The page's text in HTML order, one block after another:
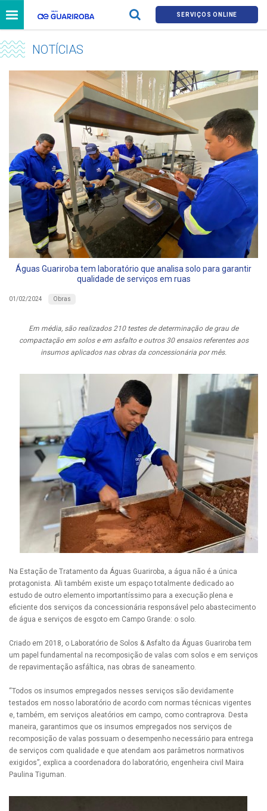
SERVIÇOS ONLINE
NOTÍCIAS
Águas Guariroba tem laboratório que analisa solo para garantir
qualidade de serviços em ruas
01/02/2024 Obras
Em média, são realizados 210 testes de determinação de grau de
compactação em solos e em asfalto e outros 30 ensaios referentes aos
insumos aplicados nas obras da concessionária por mês.
Na Estação de Tratamento da Águas Guariroba, a água não é a única
protagonista. Ali também existe um espaço totalmente dedicado ao
estudo de outro elemento importantíssimo para a execução plena e
eficiente dos serviços da concessionária responsável pelo abastecimento
de água e serviços de esgoto em Campo Grande: o solo.
Criado em 2018, o Laboratório de Solos & Asfalto da Águas Guariroba tem
um papel fundamental na recomposição de valas com solos e em serviços
de repavimentação asfáltica, nas obras de saneamento.
“Todos os insumos empregados nesses serviços são devidamente
testados em nosso laboratório de acordo com normas técnicas vigentes
e, também, em serviços aleatórios em campo, como contraprova. Desta
maneira, garantimos que os insumos empregados nos serviços de
recomposição de valas possuam o desempenho necessário para entrega
de serviços com qualidade e que atendam aos parâmetros normativos
exigidos”, explica a coordenadora do laboratório, engenheira civil Maira
Paulina Tiguman.